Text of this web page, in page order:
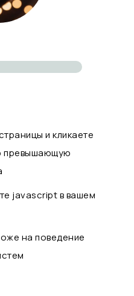
и кликаете
превышающую
javascript в вашем
на поведение